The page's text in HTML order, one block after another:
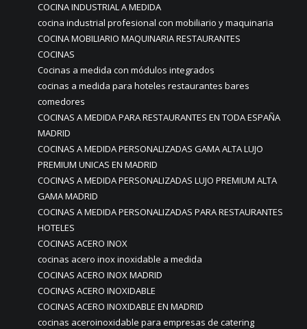
COCINA INDUSTRIAL A MEDIDA
cocina industrial profesional con mobiliario y maquinaria
COCINA MOBILIARIO MAQUINARIA RESTAURANTES
COCINAS
Cocinas a medida con módulos integrados
cocinas a medida para hoteles restaurantes bares
comedores
COCINAS A MEDIDA PARA RESTAURANTES EN TODA ESPAÑA
MADRID
COCINAS A MEDIDA PERSONALIZADAS GAMA ALTA LUJO
PREMIUM UNICAS EN MADRID
COCINAS A MEDIDA PERSONALIZADAS LUJO PREMIUM ALTA
GAMA MADRID
COCINAS A MEDIDA PERSONALIZADAS PARA RESTAURANTES
HOTELES
COCINAS ACERO INOX
cocinas acero inox inoxidable a medida
COCINAS ACERO INOX MADRID
COCINAS ACERO INOXIDABLE
COCINAS ACERO INOXIDABLE EN MADRID
cocinas aceroinoxidable para empresas de catering